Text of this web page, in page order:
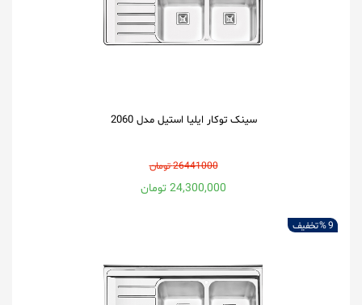
سینک توکار ایلیا استیل مدل 2060
26441000 تومان
24,300,000 تومان
9 % تخفیف